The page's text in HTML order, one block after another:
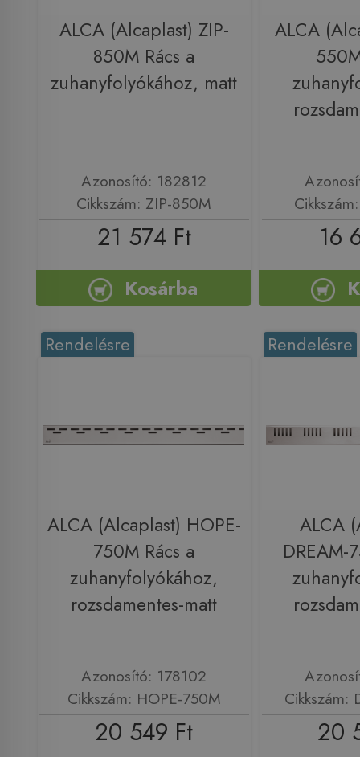
ALCA (Alcaplast) ZIP-
850M Rács a
zuhanyfolyókához, matt
Azonosító: 182812
Cikkszám: ZIP-850M
21 574 Ft
Kosárba
ALCA
16
Rendelésre
ALCA (Alcaplast) HOPE-
750M Rács a
zuhanyfolyókához,
rozsdamentes-matt
Azonosító: 178102
Cikkszám: HOPE-750M
20 549 Ft
Rendelésre
ALCA
DREAM-
Cikkszám:
20